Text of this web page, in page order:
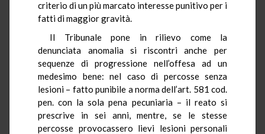
criterio di un più marcato interesse punitivo per i
fatti di maggior gravità.
Il Tribunale pone in rilievo come la
denunciata anomalia si riscontri anche per
sequenze di progressione nell’offesa ad un
medesimo bene: nel caso di percosse senza
lesioni – fatto punibile a norma dell’art. 581 cod.
pen. con la sola pena pecuniaria – il reato si
prescrive in sei anni, mentre, se le stesse
percosse provocassero lievi lesioni personali